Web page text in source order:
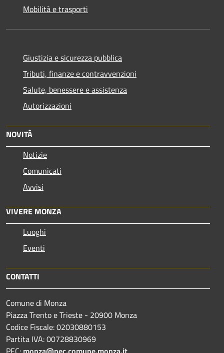
Mobilità e trasporti
Giustizia e sicurezza pubblica
Tributi, finanze e contravvenzioni
Salute, benessere e assistenza
Autorizzazioni
NOVITÀ
Notizie
Comunicati
Avvisi
VIVERE MONZA
Luoghi
Eventi
CONTATTI
Comune di Monza
Piazza Trento e Trieste - 20900 Monza
Codice Fiscale: 02030880153
Partita IVA: 00728830969